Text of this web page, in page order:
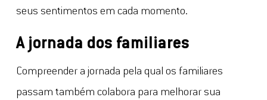
seus sentimentos em cada momento.
A jornada dos familiares
Compreender a jornada pela qual os familiares
passam também colabora para melhorar sua